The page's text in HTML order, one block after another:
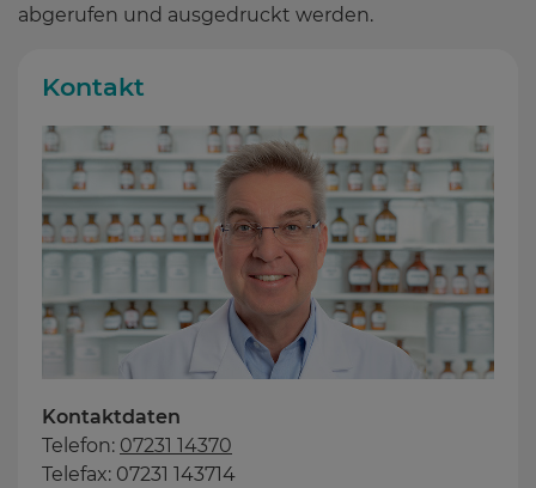
abgerufen und ausgedruckt werden.
Kontakt
Kontaktdaten
Telefon: 07231 14370
Telefax: 07231 143714